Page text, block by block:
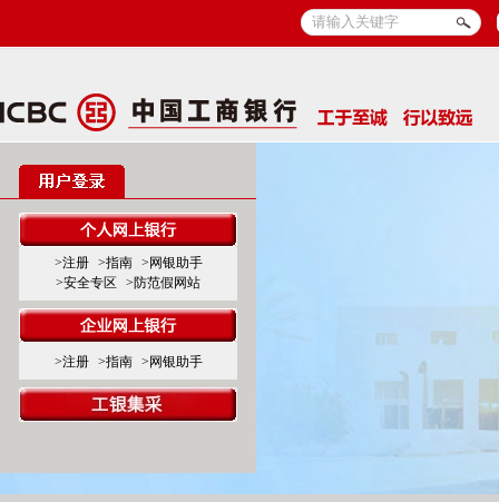
>注册 >指南
>网银助手
>安全专区
>防范假网站
>注册 >指南 >网银助手